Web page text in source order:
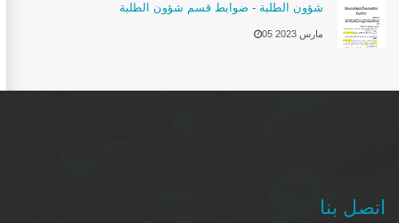
شؤون الطلبة - ضوابط قسم شؤون الطلبة
05 مارس 2023
اتصل بنا